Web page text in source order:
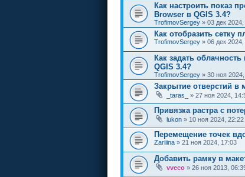
Как настроить показ
Browser в QGIS 3.4?
TrofimovSergey » 03 дек
Как отобразить сетку
TrofimovSergey » 06 дек
Как задать
QGIS 3.4?
TrofimovSergey » 30 ноя
Закрытие отверстий в
_taras_ » 27 ноя 2024,
Привязка растра с
lukon » 10 ноя 2024, 22:22
Перемещение точек
Zariiina » 21 ноя 2024, 17:03
Добавить рамку в
vveco » 26 ноя 2013,